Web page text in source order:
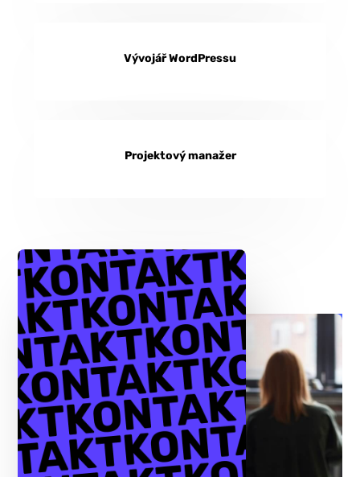
Vývojář WordPressu
Projektový manažer